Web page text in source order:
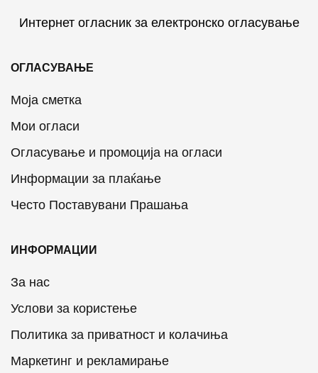
Интернет огласник за електронско огласување
ОГЛАСУВАЊЕ
Моја сметка
Мои огласи
Огласување и промоција на огласи
Информации за плаќање
Често Поставувани Прашања
ИНФОРМАЦИИ
За нас
Услови за користење
Политика за приватност и колачиња
Маркетинг и рекламирање